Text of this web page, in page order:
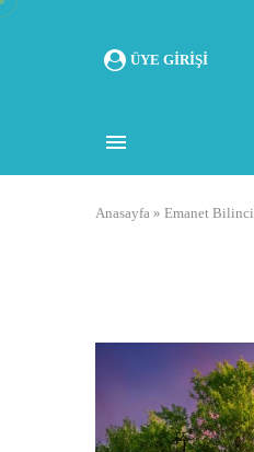
ÜYE GIRIŞI
Anasayfa » Emanet Bilinci